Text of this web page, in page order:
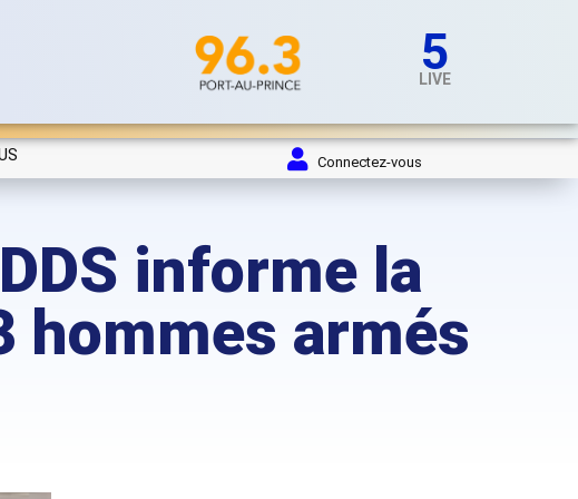
5
LIVE
Connectez-vous
informe la
hommes armés